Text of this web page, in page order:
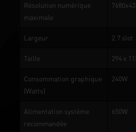
Résolution numérique
maximale
Largeur 2.7 slot
Taille 294 x
Consommation graphique
(Watts)
240W
Alimentation système
recommandée
650W